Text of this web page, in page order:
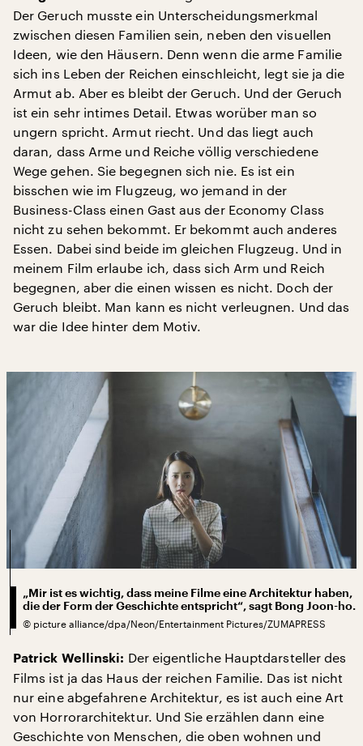
Der Geruch musste ein Unterscheidungsmerkmal
zwischen diesen Familien sein, neben den visuellen
Ideen, wie den Häusern. Denn wenn die arme Familie
sich ins Leben der Reichen einschleicht, legt sie ja die
Armut ab. Aber es bleibt der Geruch. Und der Geruch
ist ein sehr intimes Detail. Etwas worüber man so
ungern spricht. Armut riecht. Und das liegt auch
daran, dass Arme und Reiche völlig verschiedene
Wege gehen. Sie begegnen sich nie. Es ist ein
bisschen wie im Flugzeug, wo jemand in der
Business-Class einen Gast aus der Economy Class
nicht zu sehen bekommt. Er bekommt auch anderes
Essen. Dabei sind beide im gleichen Flugzeug. Und in
meinem Film erlaube ich, dass sich Arm und Reich
begegnen, aber die einen wissen es nicht. Doch der
Geruch bleibt. Man kann es nicht verleugnen. Und das
war die Idee hinter dem Motiv.
„Mir ist es wichtig, dass meine Filme eine Architektur haben,
die der Form der Geschichte entspricht“, sagt Bong Joon-ho.
© picture alliance/dpa/Neon/Entertainment Pictures/ZUMAPRESS
Patrick Wellinski: Der eigentliche Hauptdarsteller des
Films ist ja das Haus der reichen Familie. Das ist nicht
nur eine abgefahrene Architektur, es ist auch eine Art
von Horrorarchitektur. Und Sie erzählen dann eine
Geschichte von Menschen, die oben wohnen und